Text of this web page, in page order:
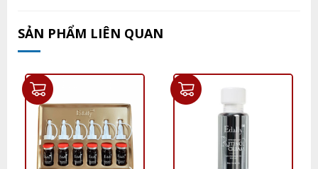
SẢN PHẨM LIÊN QUAN